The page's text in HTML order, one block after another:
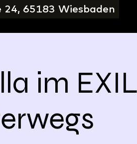
65183 Wiesbaden
im